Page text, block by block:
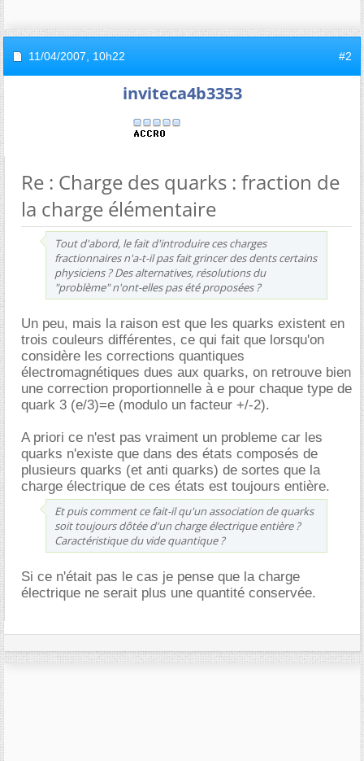
11/04/2007, 10h22 #2
inviteca4b3353
Re : Charge des quarks : fraction de
la charge élémentaire
Tout d'abord, le fait d'introduire ces charges
fractionnaires n'a-t-il pas fait grincer des dents certains
physiciens ? Des alternatives, résolutions du
"problème" n'ont-elles pas été proposées ?
Un peu, mais la raison est que les quarks existent en
trois couleurs différentes, ce qui fait que lorsqu'on
considère les corrections quantiques
électromagnétiques dues aux quarks, on retrouve bien
une correction proportionnelle à e pour chaque type de
quark 3 (e/3)=e (modulo un facteur +/-2).
A priori ce n'est pas vraiment un probleme car les
quarks n'existe que dans des états composés de
plusieurs quarks (et anti quarks) de sortes que la
charge électrique de ces états est toujours entière.
Et puis comment ce fait-il qu'un association de quarks
soit toujours dôtée d'un charge électrique entière ?
Caractéristique du vide quantique ?
Si ce n'était pas le cas je pense que la charge
électrique ne serait plus une quantité conservée.